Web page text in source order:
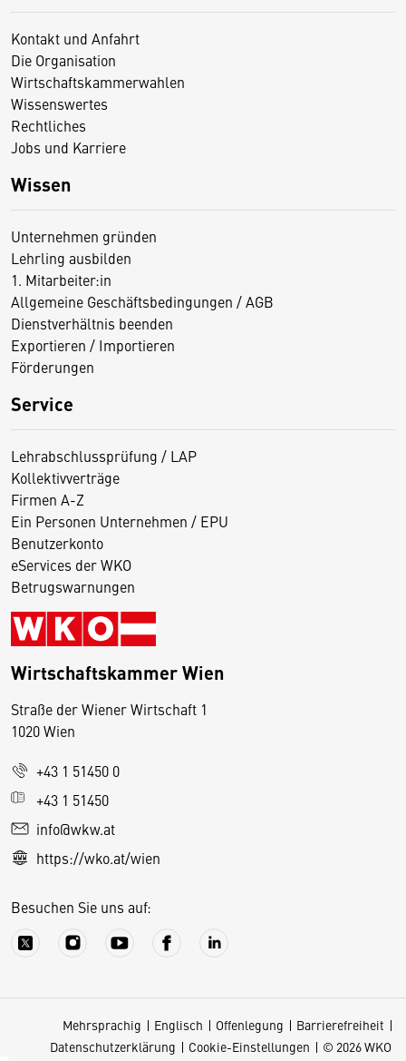
Kontakt und Anfahrt
Die Organisation
Wirtschaftskammerwahlen
Wissenswertes
Rechtliches
Jobs und Karriere
Wissen
Unternehmen gründen
Lehrling ausbilden
1. Mitarbeiter:in
Allgemeine Geschäftsbedingungen / AGB
Dienstverhältnis beenden
Exportieren / Importieren
Förderungen
Service
Lehrabschlussprüfung / LAP
Kollektivverträge
Firmen A-Z
Ein Personen Unternehmen / EPU
Benutzerkonto
eServices der WKO
Betrugswarnungen
Wirtschaftskammer Wien
Straße der Wiener Wirtschaft 1
1020 Wien
+43 1 51450 0
+43 1 51450
info@wkw.at
https://wko.at/wien
Besuchen Sie uns auf:
Mehrsprachig Englisch Offenlegung
Barrierefreiheit
Datenschutzerklärung
Cookie-Einstellungen © 2026 WKO
D
e
s
S
e